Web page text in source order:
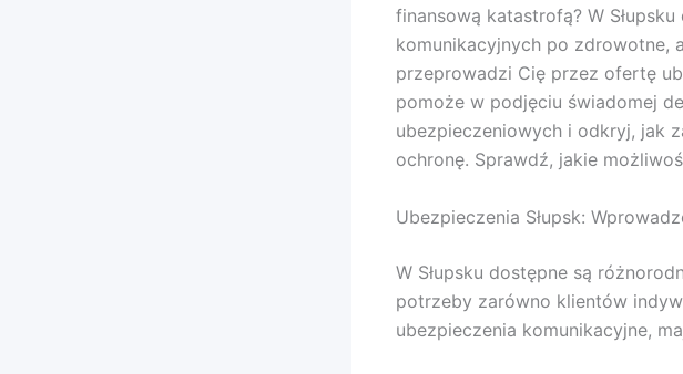
finansową katastrofą? W
komunikacyjnych po zdrowotne,
przeprowadzi Cię przez ofertę
pomoże w podjęciu świadomej
ubezpieczeniowych i odkryj, jak
ochronę. Sprawdź, jakie
Ubezpieczenia Słupsk:
W Słupsku dostępne są
potrzeby zarówno klientów
ubezpieczenia komunikacyjne,